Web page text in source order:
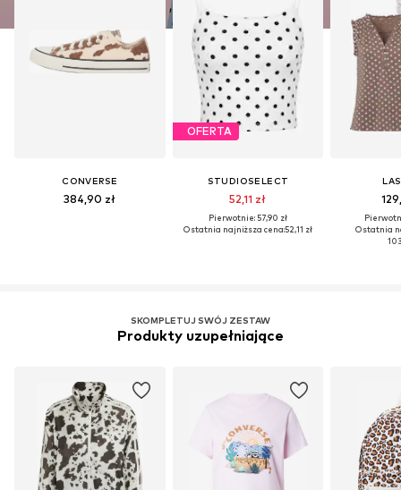
CONVERSE
384,90 zł
OFERTA
STUDIOSELECT
52,11 zł
Pierwotnie: 57,90 zł
Ostatnia najniższa cena:52,11 zł
Ostatnia
SKOMPLETUJ SWÓJ ZESTAW
Produkty uzupełniające